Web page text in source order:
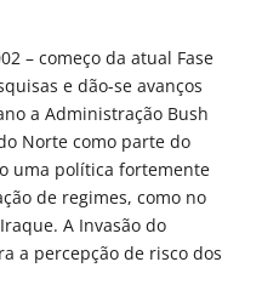
– começo da atual Fase
e dão-se avanços
a Administração Bush
Norte como parte do
uma política fortemente
de regimes, como no
A Invasão do
a percepção de risco dos